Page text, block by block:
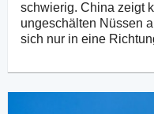
schwierig. China zeigt
ungeschälten Nüssen
sich nur in eine